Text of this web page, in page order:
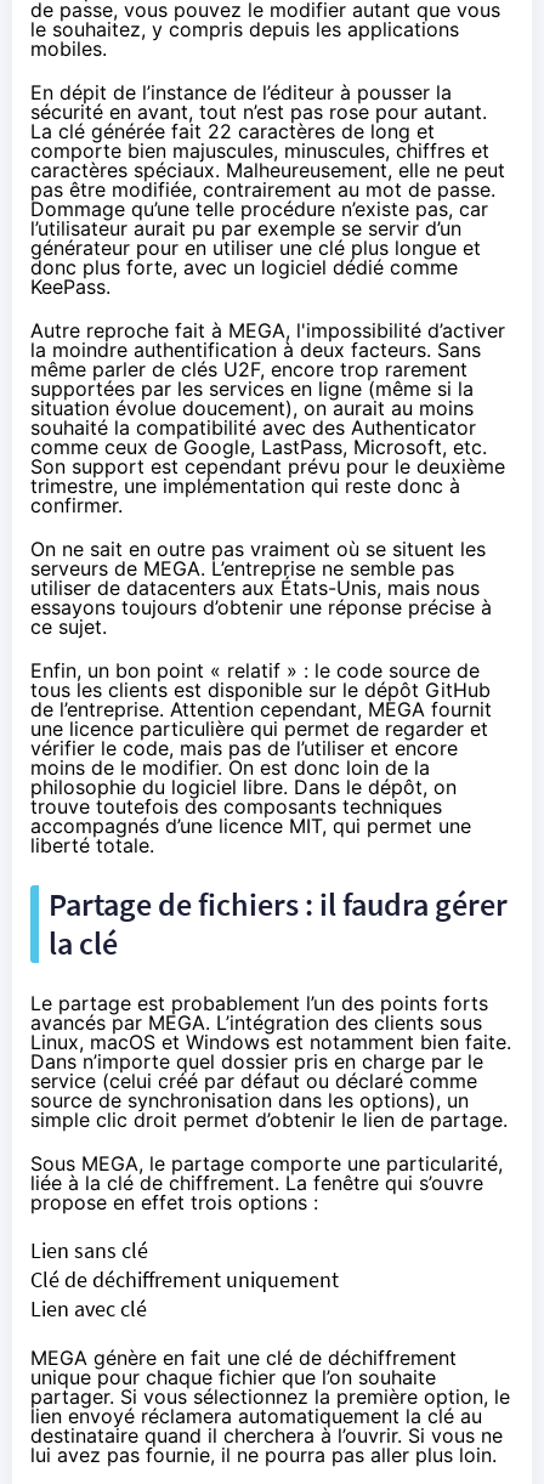
de passe, vous pouvez le modifier autant que vous
le souhaitez, y compris depuis les applications
mobiles.
En dépit de l’instance de l’éditeur à pousser la
sécurité en avant, tout n’est pas rose pour autant.
La clé générée fait 22 caractères de long et
comporte bien majuscules, minuscules, chiffres et
caractères spéciaux. Malheureusement, elle ne peut
pas être modifiée, contrairement au mot de passe.
Dommage qu’une telle procédure n’existe pas, car
l’utilisateur aurait pu par exemple se servir d’un
générateur pour en utiliser une clé plus longue et
donc plus forte, avec un logiciel dédié comme
KeePass.
Autre reproche fait à MEGA, l'impossibilité d’activer
la moindre authentification à deux facteurs. Sans
même parler de clés U2F, encore trop rarement
supportées par les services en ligne (même si la
situation évolue doucement), on aurait au moins
souhaité la compatibilité avec des Authenticator
comme ceux de Google, LastPass, Microsoft, etc.
Son support est cependant prévu pour le deuxième
trimestre, une implémentation qui reste donc à
confirmer.
On ne sait en outre pas vraiment où se situent les
serveurs de MEGA. L’entreprise ne semble pas
utiliser de datacenters aux États-Unis, mais nous
essayons toujours d’obtenir une réponse précise à
ce sujet.
Enfin, un bon point « relatif » : le code source de
tous les clients est disponible sur le dépôt GitHub
de l’entreprise. Attention cependant, MEGA fournit
une licence particulière qui permet de regarder et
vérifier le code, mais pas de l’utiliser et encore
moins de le modifier. On est donc loin de la
philosophie du logiciel libre. Dans le dépôt, on
trouve toutefois des composants techniques
accompagnés d’une licence MIT, qui permet une
liberté totale.
Partage de fichiers : il faudra gérer
la clé
Le partage est probablement l’un des points forts
avancés par MEGA. L’intégration des clients sous
Linux, macOS et Windows est notamment bien faite.
Dans n’importe quel dossier pris en charge par le
service (celui créé par défaut ou déclaré comme
source de synchronisation dans les options), un
simple clic droit permet d’obtenir le lien de partage.
Sous MEGA, le partage comporte une particularité,
liée à la clé de chiffrement. La fenêtre qui s’ouvre
propose en effet trois options :
Lien sans clé
Clé de déchiffrement uniquement
Lien avec clé
MEGA génère en fait une clé de déchiffrement
unique pour chaque fichier que l’on souhaite
partager. Si vous sélectionnez la première option, le
lien envoyé réclamera automatiquement la clé au
destinataire quand il cherchera à l’ouvrir. Si vous ne
lui avez pas fournie, il ne pourra pas aller plus loin.